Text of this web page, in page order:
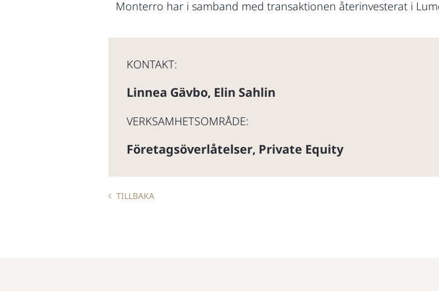
Monterro har i samband med transaktionen återinvesterat i
KONTAKT:
Linnea Gävbo, Elin Sahlin
VERKSAMHETSOMRÅDE:
Företagsöverlåtelser, Private Equity
TILLBAKA